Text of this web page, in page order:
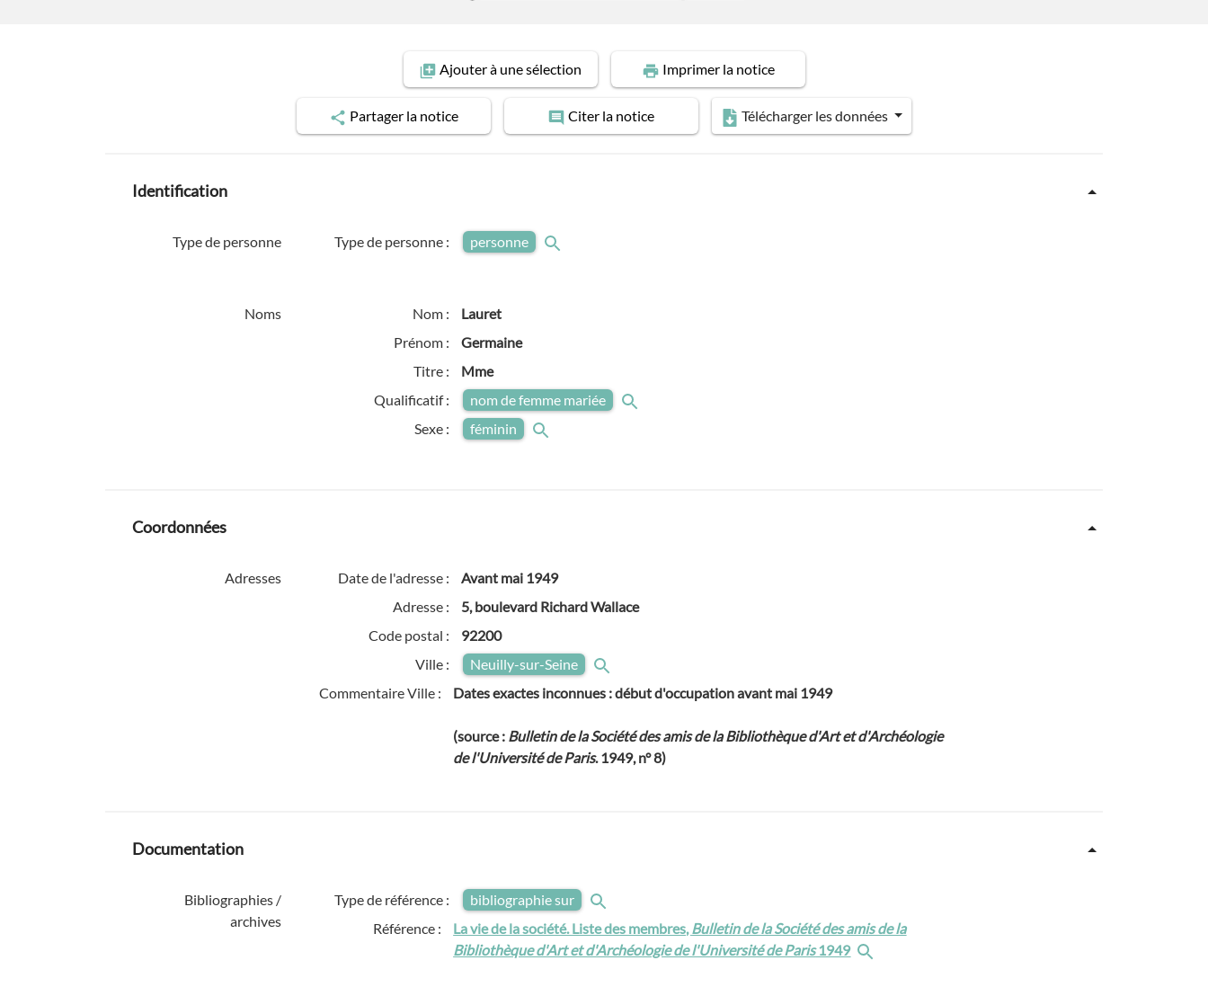
Ajouterà une sélection Imprimerla notice
Partagerla notice Citer la notice Télécharger les données
Identification
Type de personne Type de personne : personne
Noms Nom :
Lauret
Prénom :
Germaine
Titre :
Mme
Qualificatif :
nom de femme mariée
Sexe :
féminin
Coordonnées
Adresses Date de l'adresse : Avant mai 1949
Adresse :
5, boulevard Richard Wallace
Code postal :
92200
Ville :
Neuilly-sur-Seine
Commentaire Ville :
Dates exactes inconnues : début d'occupation avant mai 1949
(source : Bulletin de la Société des amis de la Bibliothèque d'Art et d'Archéologie
de l'Université de Paris. 1949, n° 8)
Documentation
Bibliographies /
archives
Type de référence :
bibliographie sur
Référence :
La vie de la société. Liste des membres,Bulletin de la Société des amis de la
Bibliothèque d'Art et d'Archéologie de l'Université de Paris1949